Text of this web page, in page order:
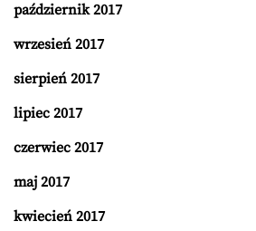
październik 2017
wrzesień 2017
sierpień 2017
lipiec 2017
czerwiec 2017
maj 2017
kwiecień 2017